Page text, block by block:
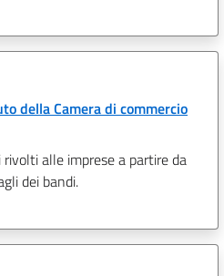
della Camera di commercio
alle imprese a partire da
dei bandi.